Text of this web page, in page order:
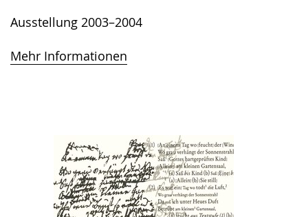
Ausstellung 2003–2004
Mehr Informationen